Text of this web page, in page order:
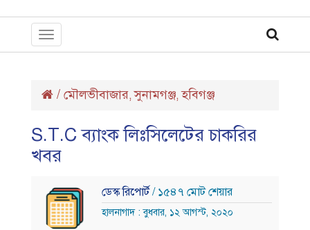
Toggle
navigation
/ মৌলভীবাজার,সুনামগঞ্জ,হবিগঞ্জ
S.T.C ব্যাংক লিঃসিলেটের চাকরির
খবর
ডেস্ক রিপোর্ট/ ১৫৪৭ মোট শেয়ার
হালনাগাদ : বুধবার, ১২ আগস্ট, ২০২০